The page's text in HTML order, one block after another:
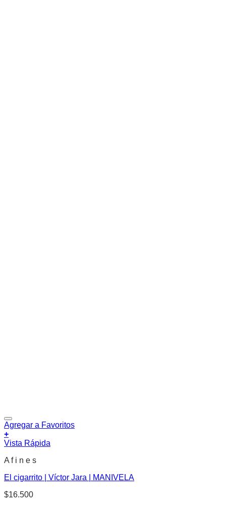
Agregar a Favoritos
+
Vista Rápida
A f i n e s
El cigarrito | Víctor Jara | MANIVELA
$16.500